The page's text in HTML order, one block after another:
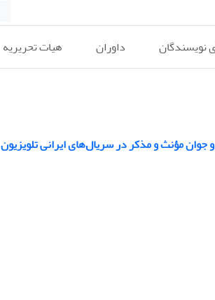
نویسندگان داوران هیات تحریریه
مؤنث و مذکر در سریال‌های ایرانی تلویزیون